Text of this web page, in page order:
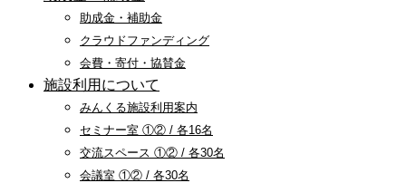
助成金・補助金
クラウドファンディング
会費・寄付・協賛金
施設利用について
みんくる施設利用案内
セミナー室 ①② / 各16名
交流スペース ①② / 各30名
会議室 ①② / 各30名